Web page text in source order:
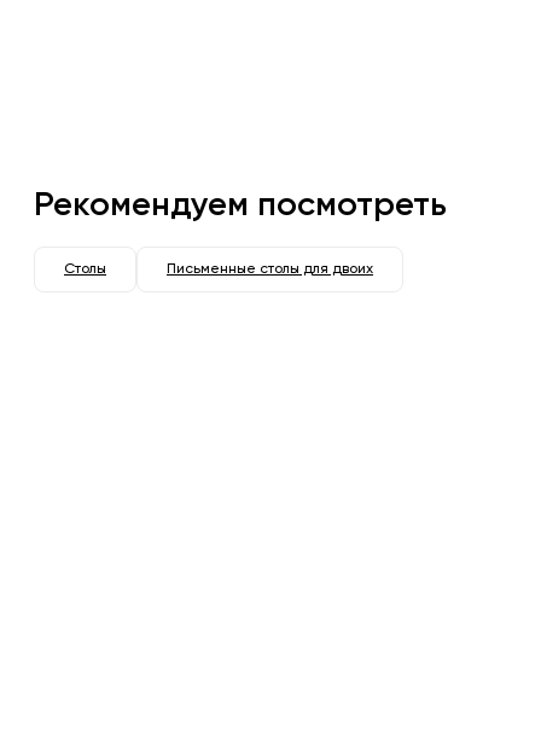
Рекомендуем посмотреть
Столы Письменные столы для двоих